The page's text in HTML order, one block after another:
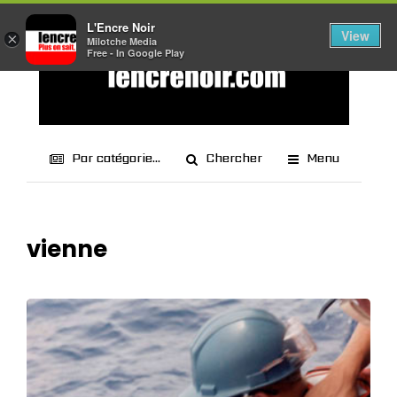
Par catégorie... Chercher Menu
vienne
×
L'Encre Noir
Milotche Media
Free - In Google Play
View